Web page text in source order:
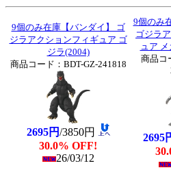
9個のみ在庫【バンダイ】 ゴ
ジラアクションフィギュア ゴ
ジラ(2004)
商品コード：BDT-GZ-241818
2695円/3850円
30.0% OFF!
26/03/12
9個のみ
ゴジラ
ュア
商品コ
2695